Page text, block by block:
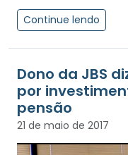
Continue lendo
Dono da JBS
por
pensão
21 de maio de 2017